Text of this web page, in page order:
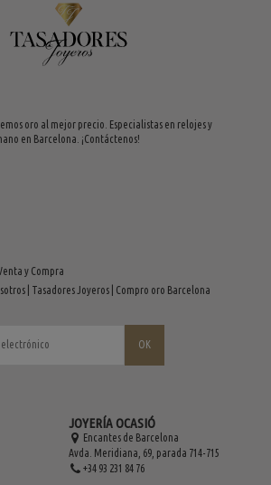
oro al mejor precio. Especialistas en relojes y
en Barcelona. ¡Contáctenos!
y Compra
| Tasadores Joyeros | Compro oro Barcelona
JOYERÍA OCASIÓ
Encantes de Barcelona
Avda. Meridiana, 69, parada 714-715
+34 93 231 84 76